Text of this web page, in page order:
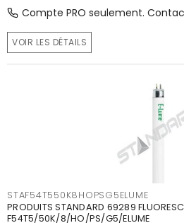
Compte PRO seulement.
VOIR LES DÉTAILS
STAF54T550K8HOPSG5ELUME
PRODUITS STANDARD 69289
F54T5/50K/8/HO/PS/G5/ELUME